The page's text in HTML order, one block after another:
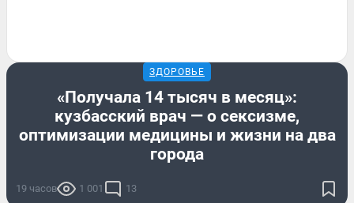
ЗДОРОВЬЕ
«Получала 14 тысяч в месяц»:
кузбасский врач — о сексизме,
оптимизации медицины и жизни на два
города
19 часов 1 001 13